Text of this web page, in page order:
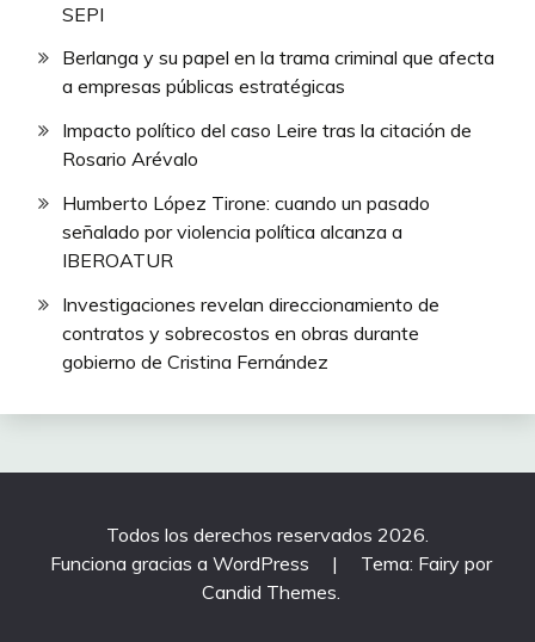
SEPI
Berlanga y su papel en la trama criminal que afecta
a empresas públicas estratégicas
Impacto político del caso Leire tras la citación de
Rosario Arévalo
Humberto López Tirone: cuando un pasado
señalado por violencia política alcanza a
IBEROATUR
Investigaciones revelan direccionamiento de
contratos y sobrecostos en obras durante
gobierno de Cristina Fernández
Todos los derechos reservados 2026.
Funciona gracias a WordPress
|
Tema: Fairy por
Candid Themes